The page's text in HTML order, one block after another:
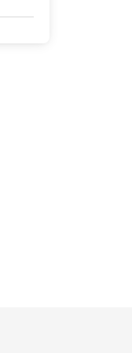
2021 TISCA全國烘豆賽
Coffeereview 95分滿